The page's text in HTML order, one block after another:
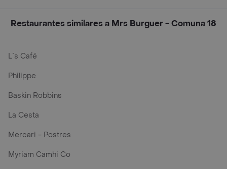
Restaurantes similares a Mrs Burguer - Comuna 18
L´s Café
Philippe
Baskin Robbins
La Cesta
Mercari - Postres
Myriam Camhi Co